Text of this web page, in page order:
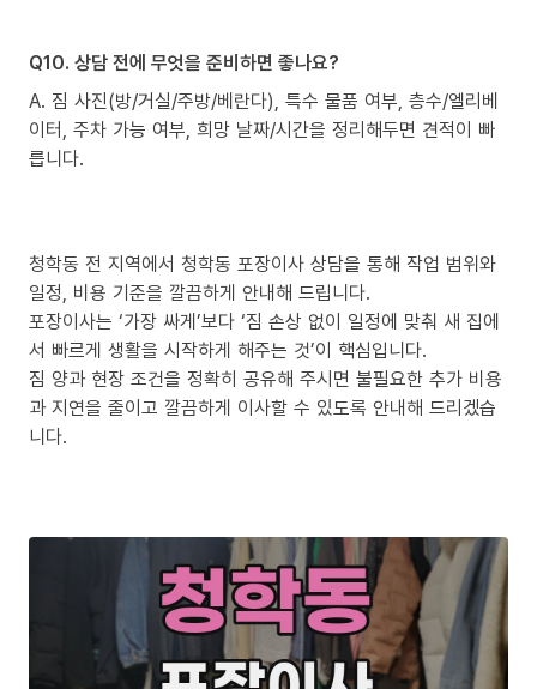
Q10. 상담 전에 무엇을 준비하면 좋나요?
A. 짐 사진(방/거실/주방/베란다), 특수 물품 여부, 층수/엘리베
이터, 주차 가능 여부, 희망 날짜/시간을 정리해두면 견적이 빠
릅니다.
청학동 전 지역에서 청학동 포장이사 상담을 통해 작업 범위와
일정, 비용 기준을 깔끔하게 안내해 드립니다.
포장이사는 ‘가장 싸게’보다 ‘짐 손상 없이 일정에 맞춰 새 집에
서 빠르게 생활을 시작하게 해주는 것’이 핵심입니다.
짐 양과 현장 조건을 정확히 공유해 주시면 불필요한 추가 비용
과 지연을 줄이고 깔끔하게 이사할 수 있도록 안내해 드리겠습
니다.